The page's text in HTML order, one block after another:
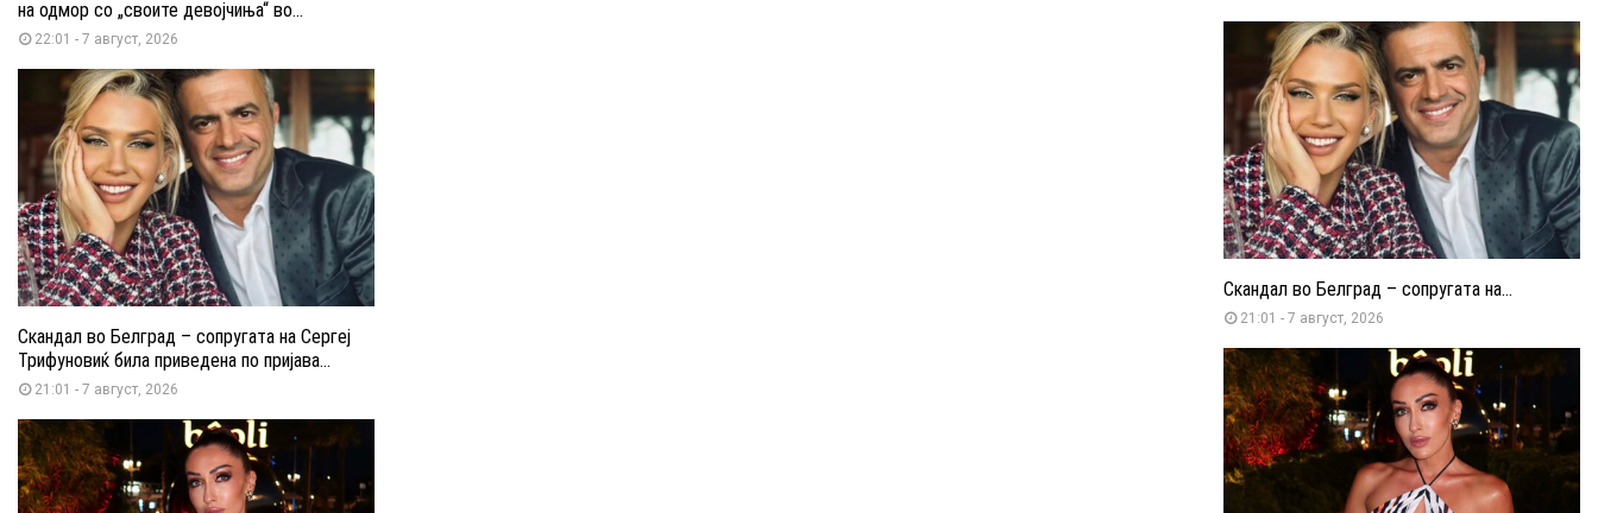
на одмор со „своите девојчиња“ во...
22:01 - 7 август, 2026
Скандал во Белград – сопругата на Сергеј
Трифуновиќ била приведена по пријава...
21:01 - 7 август, 2026
Скандал во Белград – сопругата на...
21:01 - 7 август, 2026